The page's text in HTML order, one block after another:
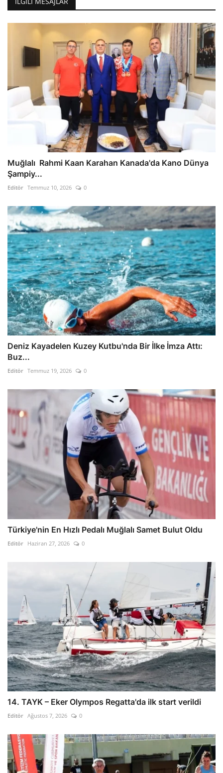
Muğlalı Rahmi Kaan Karahan Kanada'da Kano Dünya
Şampiy...
Editör Temmuz 10, 2026 0
Deniz Kayadelen Kuzey Kutbu'nda Bir İlke İmza Attı:
Buz...
Editör Temmuz 19, 2026 0
Türkiye'nin En Hızlı Pedalı Muğlalı Samet Bulut Oldu
Editör Haziran 27, 2026 0
14. TAYK – Eker Olympos Regatta'da ilk start verildi
Editör Ağustos 7, 2026 0